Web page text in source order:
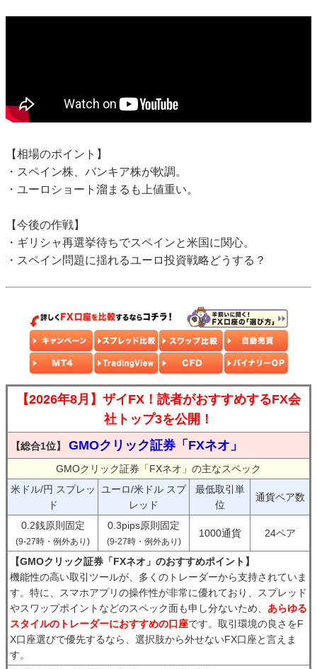
【相場のポイント】
・スペイン株、バンキア株が軟調。
・ユーロショート溜まるも上値重い。
【今後の作戦】
・ギリシャ再選挙待ちでスペインと米国に関心。
・スペイン問題に揺れるユーロ投資戦略どうする？
【2026年8月】ザイFX！読者がおすすめするFX会
社トップ3を公開！
【総合1位】 GMOクリック証券「FXネオ」
GMOクリック証券「FXネオ」の主なスペック
米ドル/円 スプレッ
ド
ユーロ/米ドル スプ
レッド
最低取引単
位
通貨ペア数
0.2銭原則固定
(9-27時・例外あり)
0.3pips原則固定
(9-27時・例外あり)
1000通貨 24ペア
【GMOクリック証券「FXネオ」のおすすめポイント】
機能性の高い取引ツールが、多くのトレーダーから支持されていま
す。特に、スマホアプリの操作性が非常に優れており、スプレッド
やスワップポイントなどのスペック面も申し分ないため、 あらゆる
スタイルのトレーダーにおすすめの口座です。取引環境の良さをF
X口座選びで優先するなら、選択肢から外せないFX口座と言えま
す。